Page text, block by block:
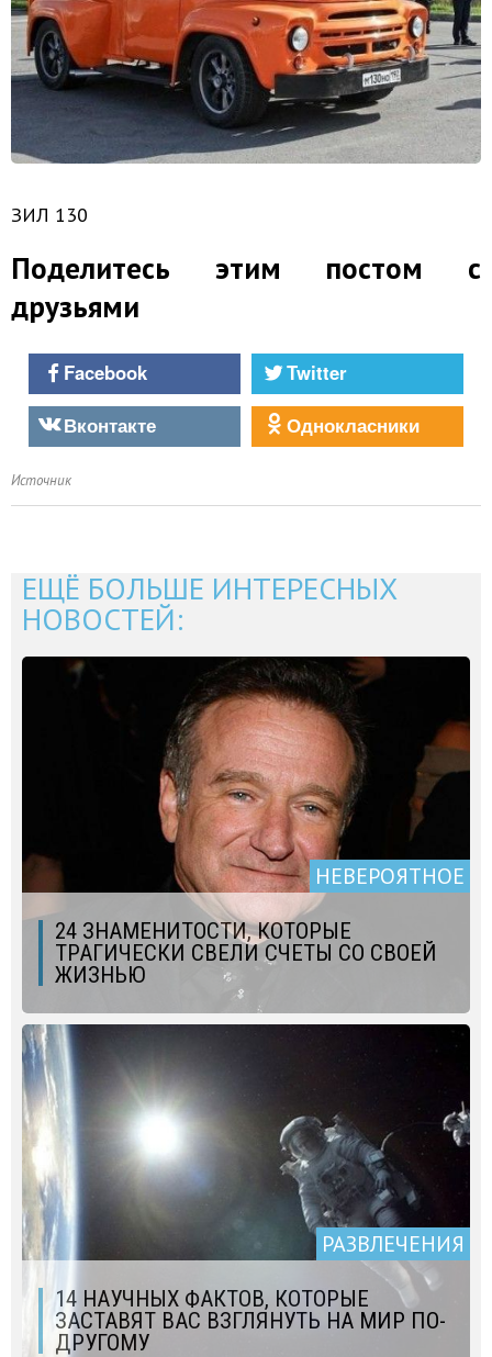
ЗИЛ 130
Поделитесь этим постом с
друзьями
Facebook
Twitter
Вконтакте
Однокласники
Источник
ЕЩЁ БОЛЬШЕ ИНТЕРЕСНЫХ
НОВОСТЕЙ:
НЕВЕРОЯТНОЕ
24 ЗНАМЕНИТОСТИ, КОТОРЫЕ
ТРАГИЧЕСКИ СВЕЛИ СЧЕТЫ СО СВОЕЙ
ЖИЗНЬЮ
РАЗВЛЕЧЕНИЯ
14 НАУЧНЫХ ФАКТОВ, КОТОРЫЕ
ЗАСТАВЯТ ВАС ВЗГЛЯНУТЬ НА МИР ПО-
ДРУГОМУ